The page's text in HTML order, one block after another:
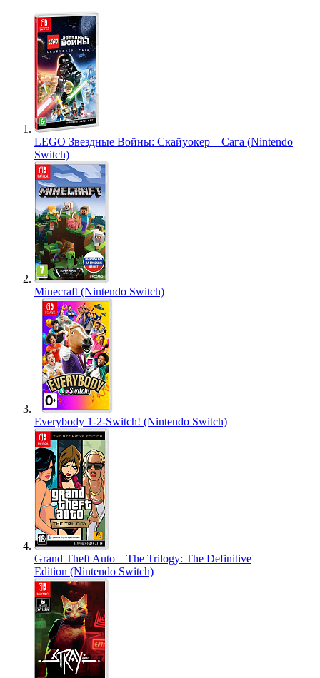
LEGO Звездные Войны: Скайуокер – Сага (Nintendo
Switch)
Minecraft (Nintendo Switch)
Everybody 1-2-Switch! (Nintendo Switch)
Grand Theft Auto – The Trilogy: The Definitive
Edition (Nintendo Switch)